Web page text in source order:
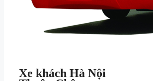
Xe khách Hà Nội